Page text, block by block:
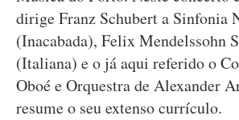
dirige Franz Schubert a Sinfonia
(Inacabada), Felix Mendelssohn
(Italiana) e o já aqui referido o
Oboé e Orquestra de Alexander
resume o seu extenso currículo.